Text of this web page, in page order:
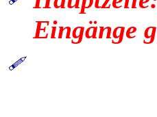
Eingänge